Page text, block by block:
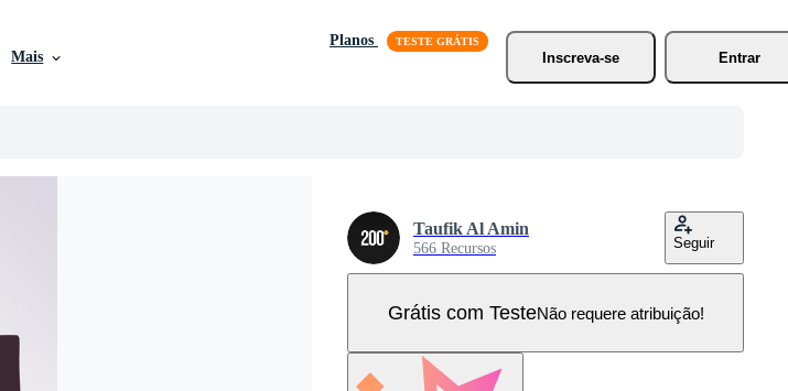
Mais
Planos
Inscreva-se
Entrar
Taufik Al Amin
566 Recursos Seguir
Grátis com TesteNão requere atribuição!